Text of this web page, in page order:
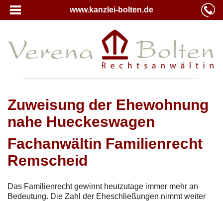
www.kanzlei-bolten.de
Zuweisung der Ehewohnung
nahe Hueckeswagen
Fachanwältin Familienrecht
Remscheid
Das Familienrecht gewinnt heutzutage immer mehr an
Bedeutung. Die Zahl der Eheschließungen nimmt weiter